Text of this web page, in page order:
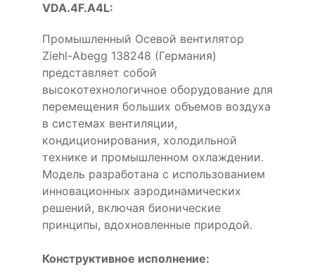
VDA.4F.A4L:
Промышленный Осевой вентилятор
Ziehl-Abegg 138248 (Германия)
представляет собой
высокотехнологичное оборудование для
перемещения больших объемов воздуха
в системах вентиляции,
кондиционирования, холодильной
технике и промышленном охлаждении.
Модель разработана с использованием
инновационных аэродинамических
решений, включая бионические
принципы, вдохновленные природой.
Конструктивное исполнение: